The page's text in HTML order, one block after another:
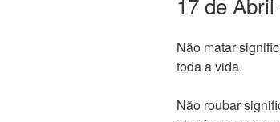
Não matar
toda a vida.
Não roubar